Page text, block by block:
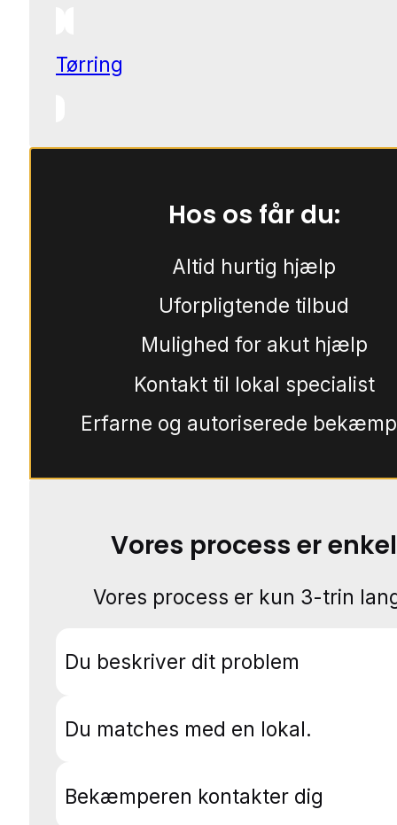
Tørring
Hos os får du:
Altid hurtig hjælp
Uforpligtende tilbud
Mulighed for akut hjælp
Kontakt til lokal specialist
Erfarne og autoriserede
Vores process er enkel
Vores process er kun 3-trin
Du beskriver dit problem
Du matches med en lokal.
Bekæmperen kontakter dig